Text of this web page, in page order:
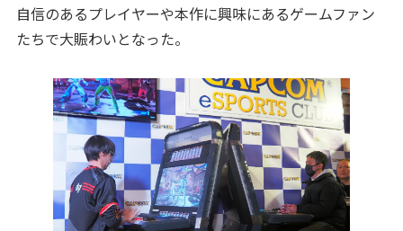
自信のあるプレイヤーや本作に興味にあるゲームファン
たちで大賑わいとなった。